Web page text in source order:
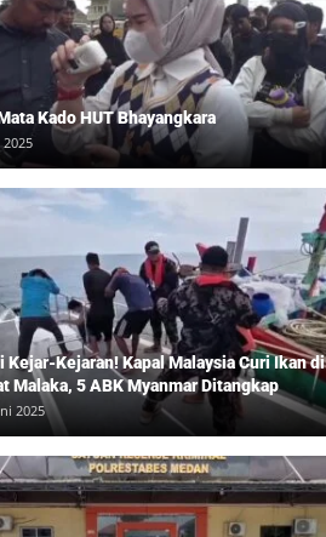
Kado HUT Bhayangkara
2025
Kejar-Kejaran! Kapal Malaysia Curi Ikan di
Malaka, 5 ABK Myanmar Ditangkap
2025